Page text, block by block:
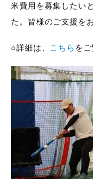
米費用を募集したい
た。皆様のご支援を
○詳細は、 こちら を